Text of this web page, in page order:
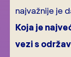
najvažnije je
Koja je
vezi s